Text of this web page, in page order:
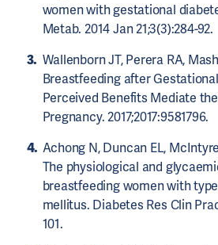
women with gestational
Metab. 2014 Jan 21;3(3):284-92.
Wallenborn JT, Perera RA,
Breastfeeding after
Perceived Benefits Mediate
Pregnancy. 2017;2017:9581796.
Achong N, Duncan EL,
The physiological and
breastfeeding women with
mellitus. Diabetes Res Clin
101.